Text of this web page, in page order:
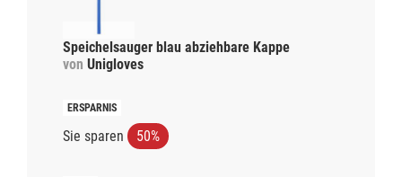
Speichelsauger blau abziehbare Kappe
von Unigloves
Sie sparen 50%